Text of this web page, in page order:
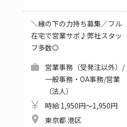
＼縁の下の力持ち募集／フル
在宅で営業サポ♪弊社スタッ
フ多数◎
営業事務（受発注以外）/
一般事務・OA事務/営業
（法人）
時給 1,950円～1,950円
東京都 港区